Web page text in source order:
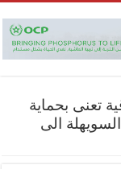
تعنى بحماية
الى